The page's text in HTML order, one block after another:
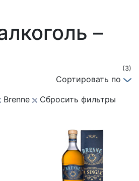
–
(3)
Сортировать по
Brenne Сбросить фильтры